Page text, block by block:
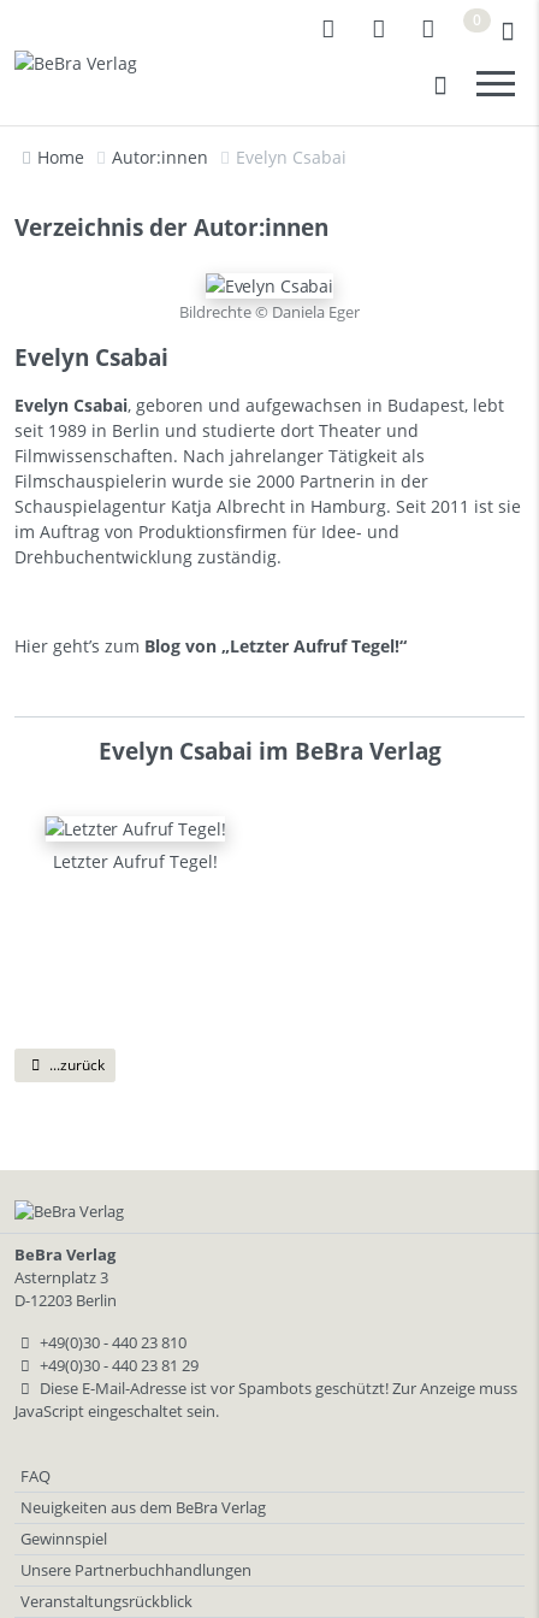
0
Home Autor:innen Evelyn Csabai
Verzeichnis der Autor:innen
Bildrechte © Daniela Eger
Evelyn Csabai
Evelyn Csabai, geboren und aufgewachsen in Budapest, lebt
seit 1989 in Berlin und studierte dort Theater und
Filmwissenschaften. Nach jahrelanger Tätigkeit als
Filmschauspielerin wurde sie 2000 Partnerin in der
Schauspielagentur Katja Albrecht in Hamburg. Seit 2011 ist sie
im Auftrag von Produktionsfirmen für Idee- und
Drehbuchentwicklung zuständig.
Hier geht’s zum Blog von „Letzter Aufruf Tegel!“
Evelyn Csabai im BeBra Verlag
Letzter Aufruf Tegel!
...zurück
BeBra Verlag
Asternplatz 3
D-12203 Berlin
+49(0)30 - 440 23 810
+49(0)30 - 440 23 81 29
Diese E-Mail-Adresse ist vor Spambots geschützt! Zur Anzeige muss
JavaScript eingeschaltet sein.
FAQ
Neuigkeiten aus dem BeBra Verlag
Gewinnspiel
Unsere Partnerbuchhandlungen
Veranstaltungsrückblick